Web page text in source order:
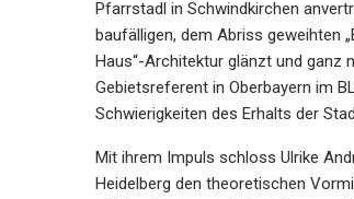
Pfarrstadl in Schwindkirchen
baufälligen, dem Abriss geweihten
Haus“-Architektur glänzt und ganz
Gebietsreferent in Oberbayern im
Schwierigkeiten des Erhalts der
Mit ihrem Impuls schloss Ulrike
Heidelberg den theoretischen